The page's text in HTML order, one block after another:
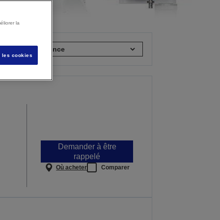
Demander à être
rappelé
Où acheter Comparer
la
les cookies